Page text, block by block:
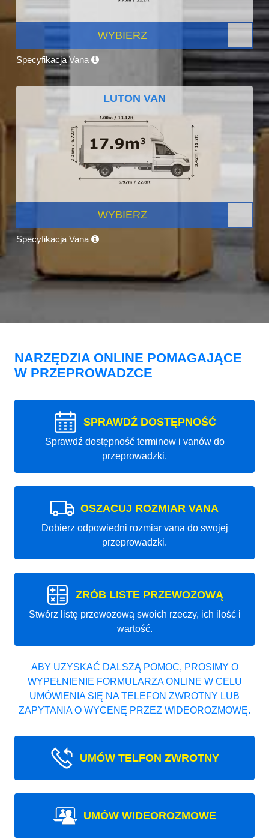
WYBIERZ
Specyfikacja Vana
LUTON VAN
WYBIERZ
Specyfikacja Vana
NARZĘDZIA ONLINE POMAGAJĄCE
W PRZEPROWADZCE
SPRAWDŹ DOSTĘPNOŚĆ
Sprawdź dostępność terminow i vanów do
przeprowadzki.
OSZACUJ ROZMIAR VANA
Dobierz odpowiedni rozmiar vana do swojej
przeprowadzki.
ZRÓB LISTE PRZEWOZOWĄ
Stwórz listę przewozową swoich rzeczy, ich ilość i
wartość.
ABY UZYSKAĆ DALSZĄ POMOC, PROSIMY O
WYPEŁNIENIE FORMULARZA ONLINE W CELU
UMÓWIENIA SIĘ NA TELEFON ZWROTNY LUB
ZAPYTANIA O WYCENĘ PRZEZ WIDEOROZMOWĘ.
UMÓW TELFON ZWROTNY
UMÓW WIDEOROZMOWE